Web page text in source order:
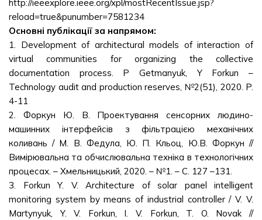
http://ieeexplore.ieee.org/xpl/mostRecentIssue.jsp?
reload=true&punumber=7581234
Основні публікації за напрямом:
1. Development of architectural models of interaction of
virtual communities for organizing the collective
documentation process. P Getmanyuk, Y Forkun –
Technology audit and production reserves, №2(51), 2020. P.
4-11
2. Форкун Ю. В. Проектування сенсорних людино-
машинних інтерфейсів з фільтрацією механічних
коливань / М. В. Федула, Ю. П. Кльоц, Ю.В. Форкун //
Вимірювальна та обчислювальна техніка в технологічних
процесах. – Хмельницький, 2020. – №1. – С. 127 –131.
3. Forkun Y. V. Architecture of solar panel intelligent
monitoring system by means of industrial controller / V. V.
Martynyuk, Y. V. Forkun, I. V. Forkun, T. O. Novak //